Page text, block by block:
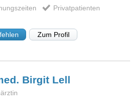
Privatpatienten
Zum Profil
Birgit Lell